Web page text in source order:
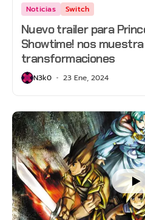
Noticias Switch
Nuevo trailer para
Showtime! nos
transformaciones
N3k0 23 Ene, 2024